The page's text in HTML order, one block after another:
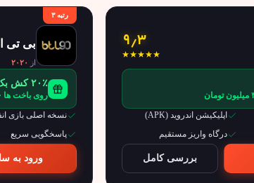
۹٫۳
اپلیکیشن اندروید (APK)
درگاه واریز مستقیم
بررسی کامل
رتبه ۳
بی تی ال
از ۲۰۲۰
۲۰٪ کش بک هفتگی
روی باخت ها · حداکثر
نسخه اصلی بازی
پاسخگویی سریع
ورود به